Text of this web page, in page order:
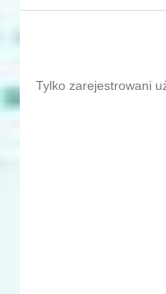
Tylko zarejestrowani